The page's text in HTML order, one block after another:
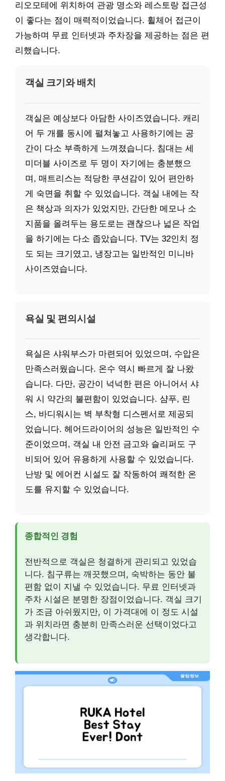
리오모테에 위치하여 관광 명소와 레스토랑 접근성
이 좋다는 점이 매력적이었습니다. 휠체어 접근이
가능하며 무료 인터넷과 주차장을 제공하는 점은 편
리했습니다.
객실 크기와 배치
객실은 예상보다 아담한 사이즈였습니다. 캐리
어 두 개를 동시에 펼쳐놓고 사용하기에는 공
간이 다소 부족하게 느껴졌습니다. 침대는 세
미더블 사이즈로 두 명이 자기에는 충분했으
며, 매트리스는 적당한 쿠션감이 있어 편안하
게 숙면을 취할 수 있었습니다. 객실 내에는 작
은 책상과 의자가 있었지만, 간단한 메모나 소
지품을 올려두는 용도로는 괜찮으나 넓은 작업
을 하기에는 다소 좁았습니다. TV는 32인치 정
도 되는 크기였고, 냉장고는 일반적인 미니바
사이즈였습니다.
욕실 및 편의시설
욕실은 샤워부스가 마련되어 있었으며, 수압은
만족스러웠습니다. 온수 역시 빠르게 잘 나왔
습니다. 다만, 공간이 넉넉한 편은 아니어서 샤
워 시 약간의 불편함이 있었습니다. 샴푸, 린
스, 바디워시는 벽 부착형 디스펜서로 제공되
었습니다. 헤어드라이어의 성능은 일반적인 수
준이었으며, 객실 내 안전 금고와 슬리퍼도 구
비되어 있어 유용하게 사용할 수 있었습니다.
난방 및 에어컨 시설도 잘 작동하여 쾌적한 온
도를 유지할 수 있었습니다.
종합적인 경험
전반적으로 객실은 청결하게 관리되고 있었습
니다. 침구류는 깨끗했으며, 숙박하는 동안 불
편함 없이 지낼 수 있었습니다. 무료 인터넷과
주차 시설은 분명한 장점이었습니다. 객실 크기
가 조금 아쉬웠지만, 이 가격대에 이 정도 시설
과 위치라면 충분히 만족스러운 선택이었다고
생각합니다.